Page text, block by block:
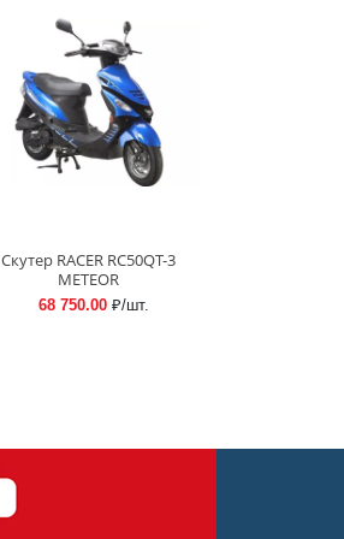
Скутер RACER RC50QT-3
METEOR
68 750.00 ₽/шт.